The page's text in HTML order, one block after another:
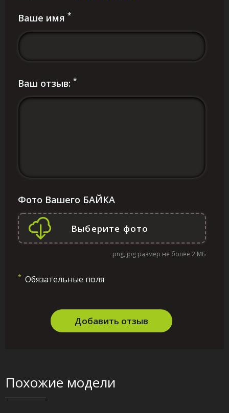
Ваше имя *
Ваш отзыв: *
Фото Вашего БАЙКА
png, jpg размер не более 2 МБ
* Обязательные поля
Добавить отзыв
Похожие модели